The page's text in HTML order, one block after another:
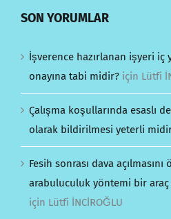
SON YORUMLAR
İşverence hazırlanan işyeri
onayına tabi midir? için Lütfi
Çalışma koşullarında esaslı
olarak bildirilmesi yeterli
Fesih sonrası dava
arabuluculuk yöntemi bir
için Lütfi İNCİROĞLU